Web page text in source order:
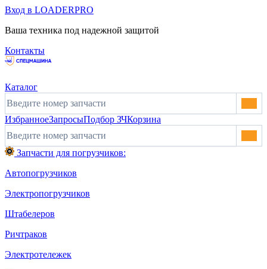
Вход в LOADERPRO
Ваша техника под надежной защитой
Контакты
Каталог
ИзбранноеЗапросыПодбор ЗЧКорзина
Запчасти для погрузчиков:
Автопогрузчиков
Электропогрузчиков
Штабелеров
Ричтраков
Электротележек